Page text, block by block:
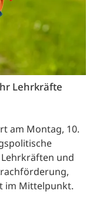
Lehrkräfte
am Montag, 10.
und
im Mittelpunkt.